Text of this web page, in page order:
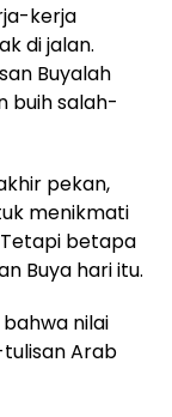
kerja
di jalan.
Buyalah
buih salah-
pekan,
menikmati
betapa
Buya hari itu.
nilai
Arab